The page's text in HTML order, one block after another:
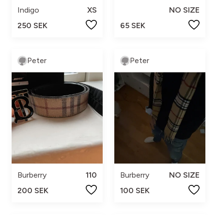
Indigo
XS
250 SEK
NO SIZE
65 SEK
Peter
Burberry
110
200 SEK
Peter
Burberry
NO SIZE
100 SEK